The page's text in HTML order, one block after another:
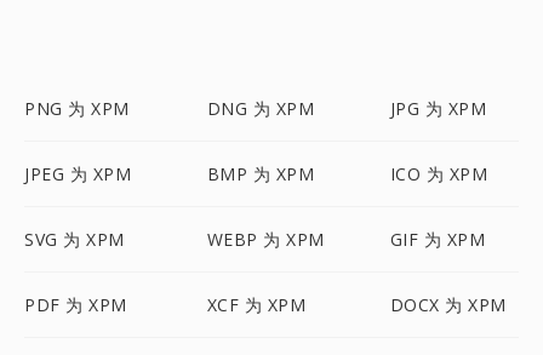
PNG 为 XPM DNG 为 XPM JPG 为 XPM
JPEG 为 XPM BMP 为 XPM ICO 为 XPM
SVG 为 XPM WEBP 为 XPM GIF 为 XPM
PDF 为 XPM XCF 为 XPM DOCX 为 XPM